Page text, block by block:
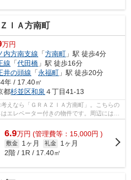
ＩＡ方南町
万円
内方南支線 「方南町 」駅 徒歩4分
線 「代田橋 」駅 徒歩16分
井の頭線 「永福町 」駅 徒歩20分
年 / 17.40㎡
都杉並区和泉 ４丁目41-13
えなら「ＧＲＡＺＩＡ方南町」。こちらの
エレベーター付きの物件です。周辺には、
す。日...
6.9万円 (管理費等：15,000円 )
敷金 1ヶ月 礼金
1ヶ月
2階 / 1R / 17.40㎡